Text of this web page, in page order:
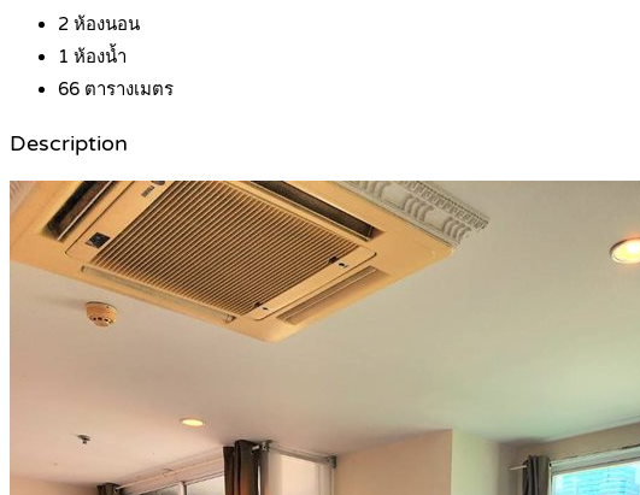
2 ห้องนอน
1 ห้องน้ำ
66 ตารางเมตร
Description